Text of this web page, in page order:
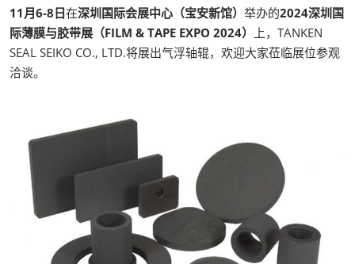
11月6-8日在深圳国际会展中心（宝安新馆） 举办的2024深圳国
际薄膜与胶带展（FILM & TAPE EXPO 2024）
上，TANKEN
SEAL SEIKO CO., LTD.将展出气浮轴辊，欢迎大家莅临展位参观
洽谈。